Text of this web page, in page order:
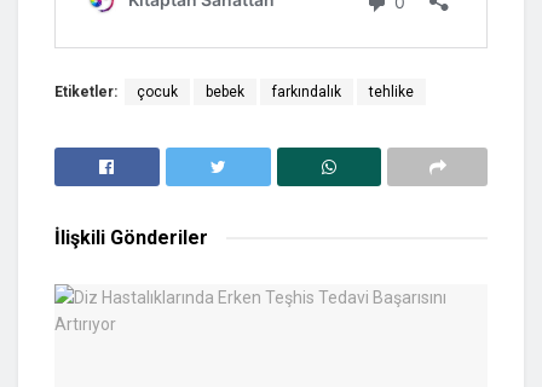
Etiketler: çocuk bebek farkındalık tehlike
İlişkili Gönderiler